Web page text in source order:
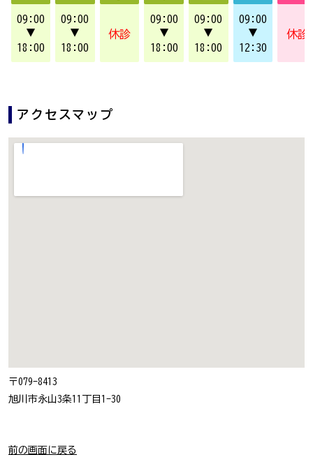
09:00
▼
18:00
09:00
▼
18:00
休診
09:00
▼
18:00
09:00
▼
18:00
09:00
▼
12:30
休診
アクセスマップ
〒079-8413
旭川市永山3条11丁目1-30
前の画面に戻る